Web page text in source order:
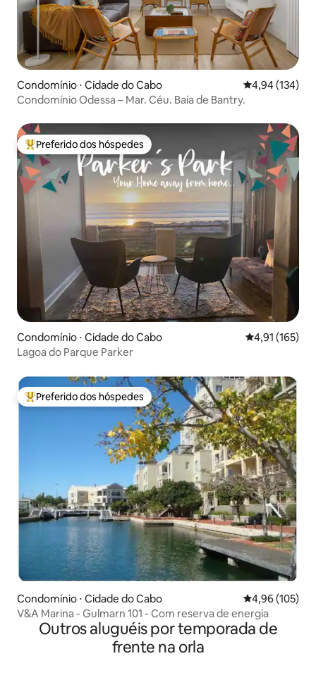
Condomínio ⋅ Cidade do Cabo 4,94 de uma
4,94 (134)
Condomínio Odessa – Mar. Céu. Baía de Bantry.
Entre os melhores preferidos dos hóspedes
Preferido dos hóspedes
Condomínio ⋅ Cidade do Cabo 4,91 de uma
4,91 (165)
Lagoa do Parque Parker
Entre os melhores preferidos dos hóspedes
Preferido dos hóspedes
Condomínio ⋅ Cidade do Cabo 4,96 de uma
4,96 (105)
V&A Marina - Gulmarn 101 - Com reserva de energia
Outros aluguéis por temporada de
frente na orla